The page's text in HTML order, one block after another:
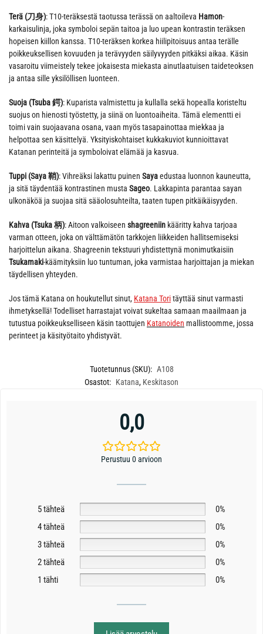
Terä (刀身): T10-teräksestä taotussa terässä on aaltoileva Hamon-
karkaisulinja, joka symboloi sepän taitoa ja luo upean kontrastin teräksen
hopeisen kiillon kanssa. T10-teräksen korkea hiilipitoisuus antaa terälle
poikkeuksellisen kovuuden ja terävyyden säilyvyyden pitkäksi aikaa. Käsin
vasaroitu viimeistely tekee jokaisesta miekasta ainutlaatuisen taideteoksen
ja antaa sille yksilöllisen luonteen.
Suoja (Tsuba 鍔): Kuparista valmistettu ja kullalla sekä hopealla koristeltu
suojus on hienosti työstetty, ja siinä on luontoaiheita. Tämä elementti ei
toimi vain suojaavana osana, vaan myös tasapainottaa miekkaa ja
helpottaa sen käsittelyä. Yksityiskohtaiset kukkakuviot kunnioittavat
Katanan perinteitä ja symboloivat elämää ja kasvua.
Tuppi (Saya 鞘): Vihreäksi lakattu puinen Sayaedustaa luonnon kauneutta,
ja sitä täydentää kontrastinen musta Sageo. Lakkapinta parantaa sayan
ulkonäköä ja suojaa sitä sääolosuhteilta, taaten tupen pitkäikäisyyden.
Kahva (Tsuka 柄): Aitoon valkoiseen shagreeniin kääritty kahva tarjoaa
varman otteen, joka on välttämätön tarkkojen liikkeiden hallitsemiseksi
harjoittelun aikana. Shagreenin tekstuuri yhdistettynä monimutkaisiin
Tsukamaki-käämityksiin luo tuntuman, joka varmistaa harjoittajan ja miekan
täydellisen yhteyden.
Jos tämä Katana on houkutellut sinut, Katana Toritäyttää sinut varmasti
ihmetyksellä! Todelliset harrastajat voivat sukeltaa samaan maailmaan ja
tutustua poikkeukselliseen käsin taottujen Katanoiden mallistoomme, jossa
perinteet ja käsityötaito yhdistyvät.
Tuotetunnus (SKU): A108
Osastot: Katana, Keskitason
0,0
Perustuu 0 arvioon
5 tähteä
0%
4 tähteä
0%
3 tähteä
0%
2 tähteä
0%
1 tähti
0%